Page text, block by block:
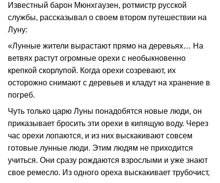
Известный барон Мюнхгаузен, ротмистр русской
службы, рассказывал о своем втором путешествии на
Луну:
«Лунные жители вырастают прямо на деревьях… На
ветвях растут огромные орехи с необыкновенно
крепкой скорлупой. Когда орехи созревают, их
осторожно снимают с деревьев и кладут на хранение в
погреб.
Чуть только царю Луны понадобятся новые люди, он
приказывает бросить эти орехи в кипящую воду. Через
час орехи лопаются, и из них выскакивают совсем
готовые лунные люди. Этим людям не приходится
учиться. Они сразу рождаются взрослыми и уже знают
свое ремесло. Из одного ореха выскакивает трубочист,